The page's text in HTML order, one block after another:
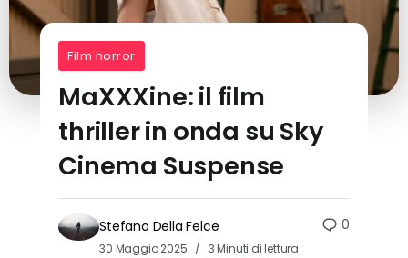
Film horror
MaXXXine: il film
thriller in onda su Sky
Cinema Suspense
Stefano Della Felce
30 Maggio 2025 3 Minuti di lettura
0